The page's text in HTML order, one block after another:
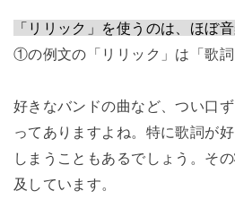
「リリック」を使うのは、ほぼ
①の例文の「リリック」は「歌詞
好きなバンドの曲など、つい口
ってありますよね。特に歌詞が
しまうこともあるでしょう。そ
及しています。